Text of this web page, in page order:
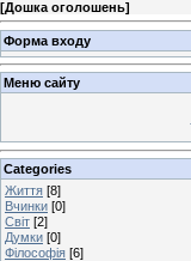
[Дошка оголошень]
Форма входу
Меню сайту
Categories
Життя [8]
Вчинки [0]
Світ [2]
Думки [0]
Філософія [6]